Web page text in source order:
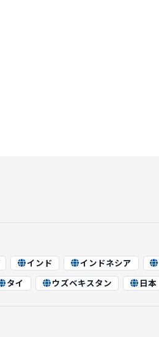
インド インドネシア
タイ ウズベキスタン 日本